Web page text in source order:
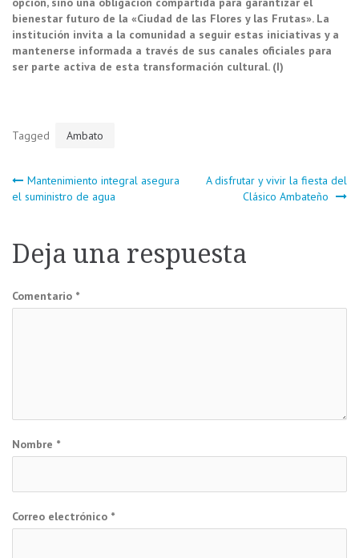
bienestar futuro de la «Ciudad de las Flores y las Frutas». La
institución invita a la comunidad a seguir estas iniciativas y a
mantenerse informada a través de sus canales oficiales para
ser parte activa de esta transformación cultural. (I)
Tagged Ambato
Navegación
entradas
Mantenimiento integral asegura
el suministro de agua
A disfrutar y vivir la fiesta del
Clásico Ambateño
Deja una respuesta
Comentario *
Nombre *
Correo electrónico *